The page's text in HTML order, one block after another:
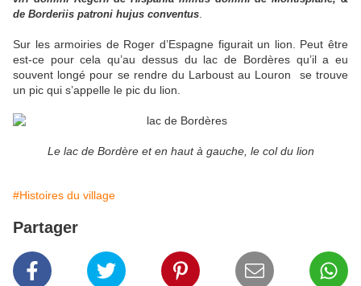
de Borderiis patroni hujus conventus
Sur les armoiries de Roger d’Espagne figurait un lion. Peut être
est-ce pour cela qu’au dessus du lac de Bordères qu’il a eu
souvent longé pour se rendre du Larboust au Louron se trouve
un pic qui s’appelle le pic du lion.
Le lac de Bordère et en haut à gauche, le col du lion
#Histoires du village
Partager